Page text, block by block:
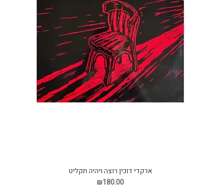
ארקדי דוכין רוצה ויהיה תקליט
₪180.00